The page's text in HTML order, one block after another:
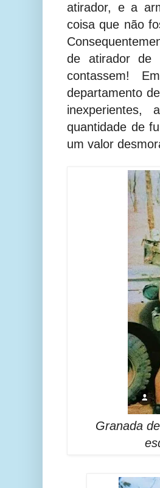
atirador, e a
coisa que não
de atirador de
contassem!
departamento
quantidade de
um valor
Granada